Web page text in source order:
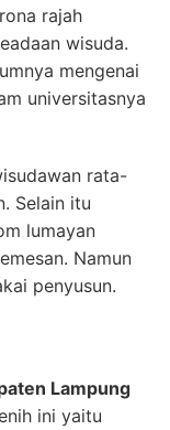
rajah
wisuda.
mengenai
universitasnya
rata-
Selain itu
lumayan
Namun
penyusun.
Lampung
ini yaitu